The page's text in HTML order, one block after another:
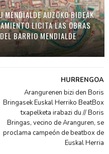
AUZOKO BIDEAK
LICITA LAS OBRAS
BARRIO MENDIALDE
HURRENGOA
Arangurenen bizi den Boris
Bringasek Euskal Herriko BeatBox
txapelketa irabazi du // Boris
Bringas, vecino de Aranguren, se
proclama campeón de beatbox de
Euskal Herria